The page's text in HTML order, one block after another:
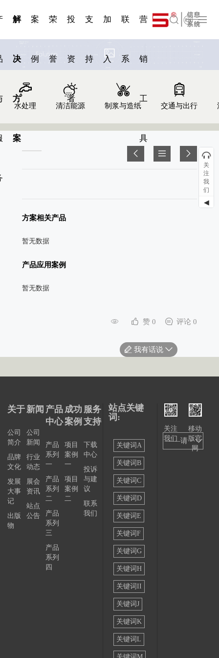
解
决
方
案
案
例
荣
誉
投
资
者
支
持
加
入
联
系
营
销
工
具
English
水处理 清洁能源 制浆与造纸 交通与出行
方案相关产品
暂无数据
产品应用案例
暂无数据
赞 0 评论 0
我有话说
关于
公司
简介
品牌
文化
发展
大事
记
出版
物
新闻
公司
新闻
行业
动态
展会
资讯
站点
公告
产品
中心
产品
系列
一
产品
系列
二
产品
系列
三
产品
系列
四
成功
案例
项目
案例
一
项目
案例
二
服务
支持
下载
中心
投诉
与建
议
联系
我们
站点关键
词:
关键词A
关键词B
关键词C
关键词D
关键词E
关键词F
关键词G
关键词H
关键词II
关键词J
关键词K
关键词L
关注
我们
移动
版官
网
——请
关
注
我
们
◀